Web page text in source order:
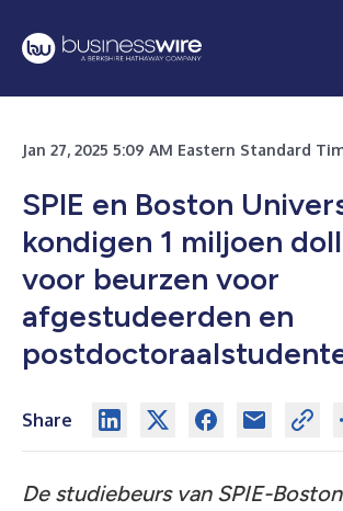
Jan 27, 2025 5:09 AM Eastern Standard
SPIE en Boston
kondigen 1 miljoen
voor beurzen voor
afgestudeerden en
Share
De studiebeurs van SPIE-